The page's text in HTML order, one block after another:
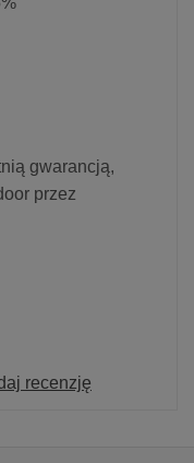
gwarancją,
przez
recenzję